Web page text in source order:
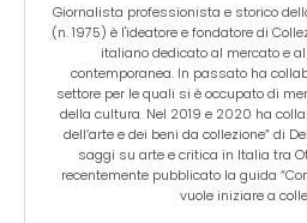
Giornalista professionista e storico
(n. 1975) è l'ideatore e fondatore di
italiano dedicato al mercato e
contemporanea. In passato ha
settore per le quali si è occupato di
della cultura. Nel 2019 e 2020 ha
dell’arte e dei beni da collezione” di
saggi su arte e critica in Italia tra
recentemente pubblicato la guida
vuole iniziare a